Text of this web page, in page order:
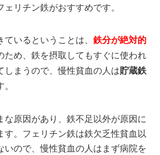
リチン鉄がおすすめです。
いるということは、 鉄分が絶対的
ため、鉄を摂取してもすぐに使われ
しまうので、慢性貧血の人は貯蔵鉄
な原因があり、鉄不足以外が原因に
す。フェリチン鉄は鉄欠乏性貧血以
いので、慢性貧血の人はまず病院を